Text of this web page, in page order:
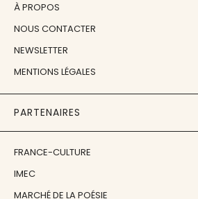
À PROPOS
NOUS CONTACTER
NEWSLETTER
MENTIONS LÉGALES
PARTENAIRES
FRANCE-CULTURE
IMEC
MARCHÉ DE LA POÉSIE